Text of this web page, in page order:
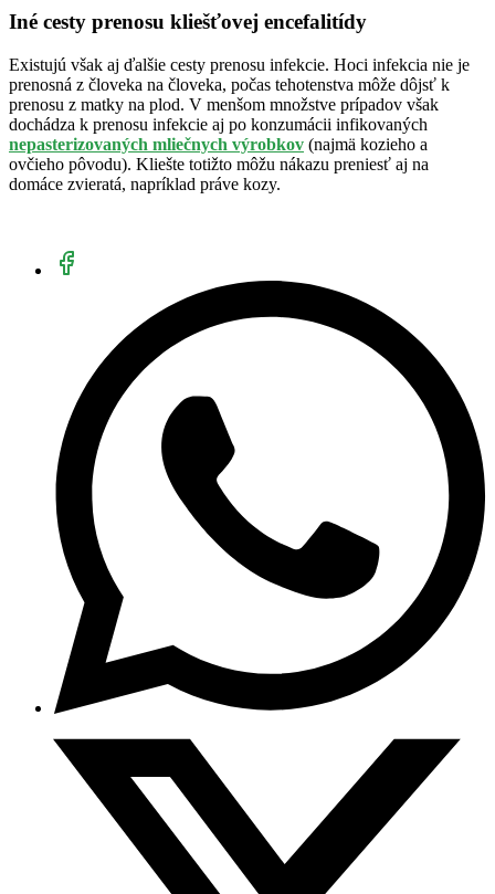
Iné cesty prenosu kliešťovej encefalitídy
Existujú však aj ďalšie cesty prenosu infekcie. Hoci infekcia nie je
prenosná z človeka na človeka, počas tehotenstva môže dôjsť k
prenosu z matky na plod. V menšom množstve prípadov však
dochádza k prenosu infekcie aj po konzumácii infikovaných
nepasterizovaných mliečnych výrobkov (najmä kozieho a
ovčieho pôvodu). Kliešte totižto môžu nákazu preniesť aj na
domáce zvieratá, napríklad práve kozy.